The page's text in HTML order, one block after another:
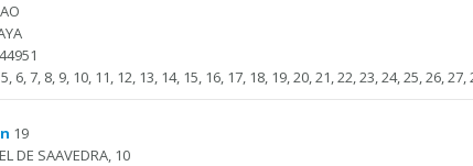
6, 7, 8, 9, 10, 11, 12, 13, 14, 15, 16, 17, 18, 19, 20, 21, 22, 23, 24, 25, 26, 27,
19
DE SAAVEDRA, 10